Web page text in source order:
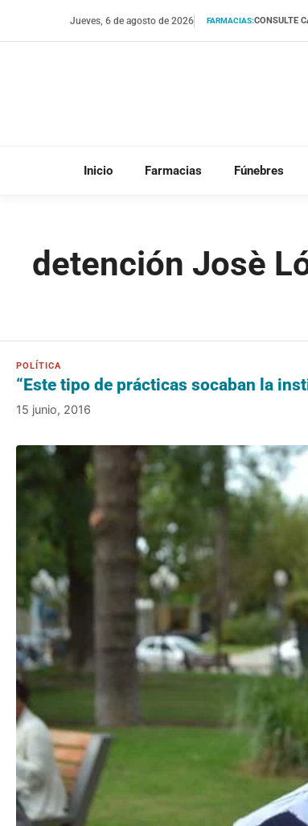
Jueves, 6 de agosto de 2026 FARMACIAS:CONSULTE
Inicio Farmacias Fúnebres
detención Josè
“Este tipo de prácticas socaban la
15 junio, 2016